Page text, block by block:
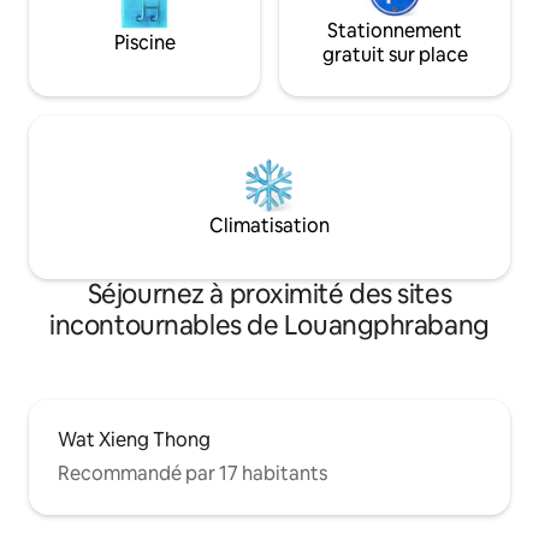
Piscine
Stationnement
gratuit sur place
Climatisation
Séjournez à proximité des sites
incontournables de Louangphrabang
Wat Xieng Thong
Recommandé par 17 habitants